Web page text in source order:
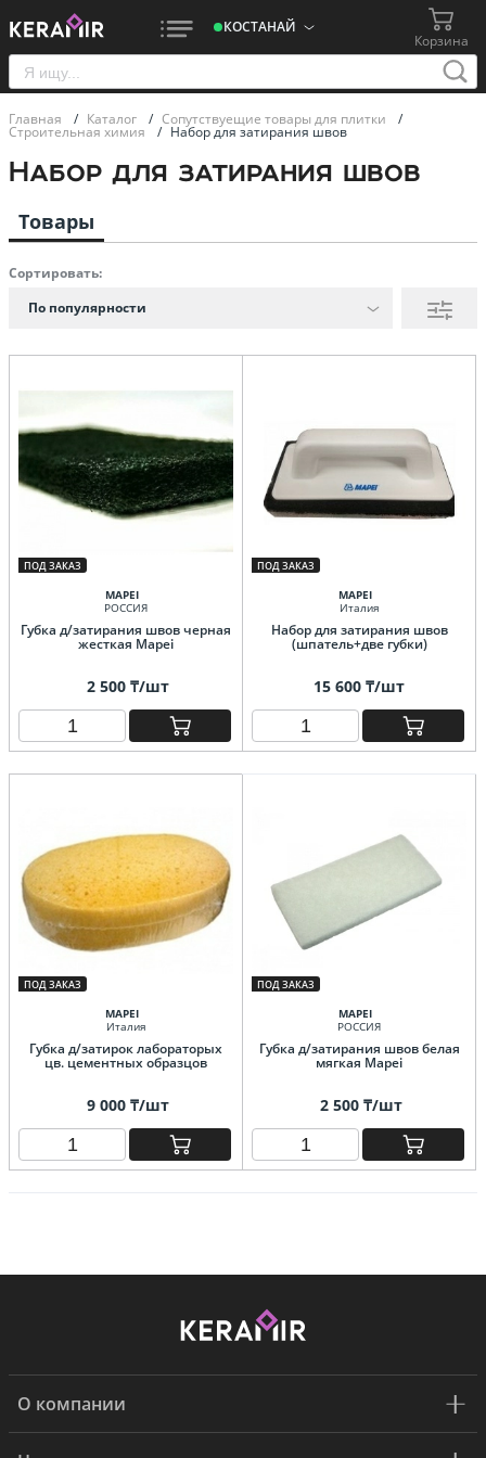
КОСТАНАЙ
Корзина
Главная / Каталог / Сопутствуещие товары для плитки /
Строительная химия / Набор для затирания швов
Набор для затирания швов
Товары
Сортировать:
По популярности
ПОД ЗАКАЗ
MAPEI
РОССИЯ
Губка д/затирания швов черная
жесткая Mapei
2 500 ₸/шт
ПОД ЗАКАЗ
MAPEI
Италия
Набор для затирания швов
(шпатель+две губки)
15 600 ₸/шт
ПОД ЗАКАЗ
MAPEI
Италия
Губка д/затирок лабораторых
цв. цементных образцов
9 000 ₸/шт
ПОД ЗАКАЗ
MAPEI
РОССИЯ
Губка д/затирания швов белая
мягкая Mapei
2 500 ₸/шт
О компании